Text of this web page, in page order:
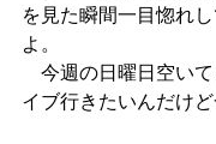
を見た瞬間一目惚れ
よ。
今週の日曜日空い
イブ行きたいんだけ